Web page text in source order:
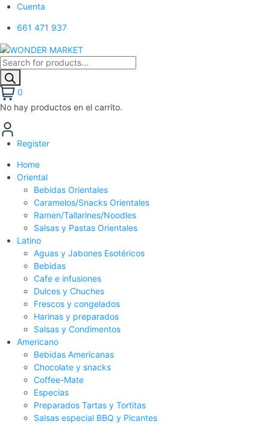
Cuenta
661 471 937
Búsqueda
de
productos
0
No hay productos en el carrito.
Register
Home
Oriental
Bebidas Orientales
Caramelos/Snacks Orientales
Ramen/Tallarines/Noodles
Salsas y Pastas Orientales
Latino
Aguas y Jabones Esotéricos
Bebidas
Cafe e infusiones
Dulces y Chuches
Frescos y congelados
Harinas y preparados
Salsas y Condimentos
Americano
Bebidas Americanas
Chocolate y snacks
Coffee-Mate
Especias
Preparados Tartas y Tortitas
Salsas especial BBQ y Picantes